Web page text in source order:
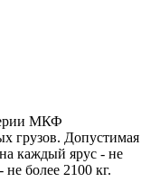
МКФ
грузов. Допустимая
каждый ярус - не
более 2100 кг.